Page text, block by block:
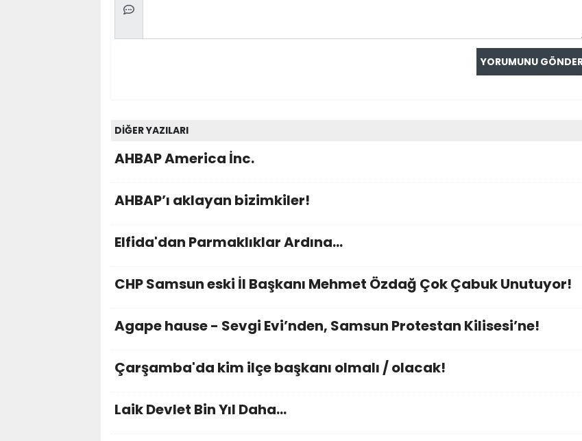
DİĞER YAZILARI
AHBAP America İnc.
AHBAP’ı aklayan bizimkiler!
Elfida'dan Parmaklıklar Ardına…
CHP Samsun eski İl Başkanı Mehmet Özdağ Çok Çabuk Unutuyor!
Agape hause - Sevgi Evi’nden, Samsun Protestan Kilisesi’ne!
Çarşamba'da kim ilçe başkanı olmalı / olacak!
Laik Devlet Bin Yıl Daha…